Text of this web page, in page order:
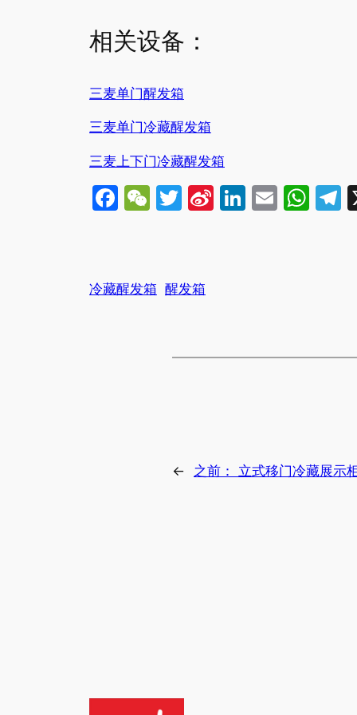
相关设备：
三麦单门醒发箱
三麦单门冷藏醒发箱
三麦上下门冷藏醒发箱
Facebook
WeChat
Twitter
SinaLinkedIn
Email
冷藏醒发箱 醒发箱
← 之前： 立式移门冷藏展示